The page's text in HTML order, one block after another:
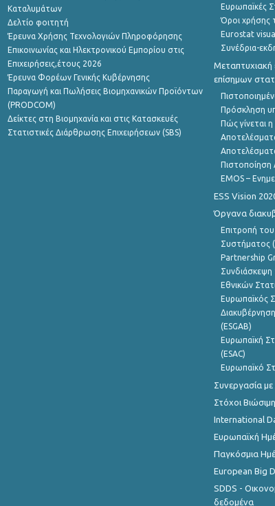
Καταλυμάτων
Δελτίο φοιτητή
Έρευνα Χρήσης Τεχνολογιών Πληροφόρησης
Επικοινωνίας και Ηλεκτρονικού Εμπορίου στις
Επιχειρήσεις,έτους 2026
Έρευνα Φορέων Γενικής Κυβέρνησης
Παραγωγή και Πωλήσεις Βιομηχανικών Προϊόντων
(PRODCOM)
Δείκτες στη Βιομηχανία και στις Κατασκευές
Στατιστικές Διάρθρωσης Επιχειρήσεων (SBS)
Ευρωπαϊκές
Όροι χρήσης
Eurostat
Συνέδρια-
Μεταπτυχιακή
επίσημων
Πρόσκληση
Πώς γίνεται
Πιστοποίηση
EMOS –
ESS Vision
Όργανα
Επιτροπή
Συστήματος
Partnership
Εθνικών
Ευρωπαϊκός
(ESGAB)
Ευρωπαϊκή
(ESAC)
Ευρωπαϊκό
Συνεργασία με
Στόχοι
International
Ευρωπαϊκή
Παγκόσμια
European Big
SDDS -
δεδομένα